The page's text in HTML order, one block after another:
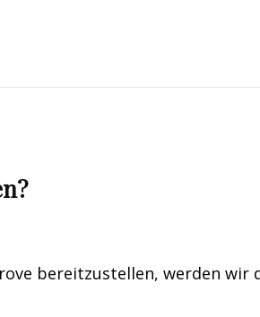
bereitzustellen, werden wir